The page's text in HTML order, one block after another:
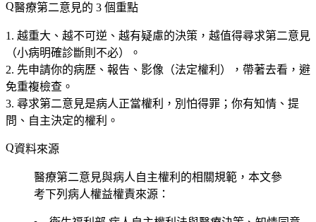
醫療第二意見的 3 個重點
越重大、越不可逆、越有疑慮的決策 ，越值得尋求第二意見
（小病明確診斷則不必）。
先申請你的病歷、報告、影像 （法定權利），帶著去看，避
免重複檢查。
尋求第二意見是病人正當權利
，別怕得罪；你有知情、提
問、自主決定的權利。
資料來源
醫療第二意見與病人自主權利的相關規範，本文參
考下列病人權益權責來源：